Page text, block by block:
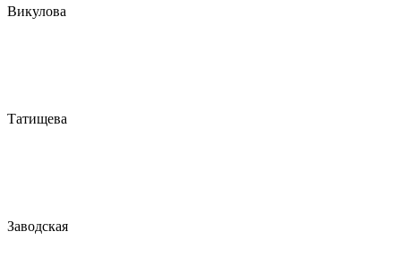
Викулова
Татищева
Заводская